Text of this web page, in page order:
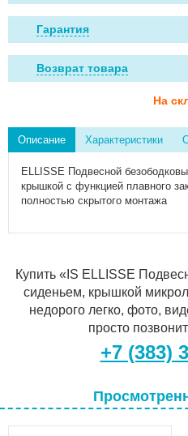
Гарантия
Возврат товара
На
Описание Характеристики
ELLISSE Подвесной
крышкой с функцией плавного
полностью скрытого монтажа
Купить «IS ELLISSE
сиденьем, крышкой
недорого легко, фото,
просто
+7 (383)